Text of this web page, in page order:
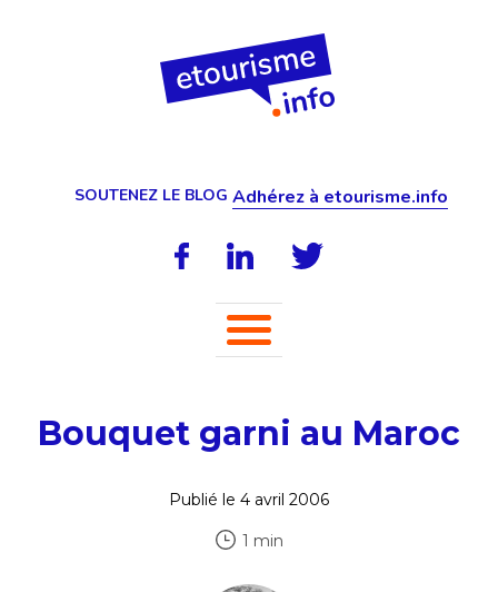
SOUTENEZ LE BLOG Adhérez à etourisme.info
Bouquet garni au Maroc
Publié le 4 avril 2006
1 min